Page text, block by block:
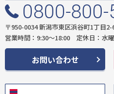
0800-
〒950-0034 新潟市東区浜谷町1丁目2-
営業時間：9:30〜18:00 定休日：水
お問い合わせ